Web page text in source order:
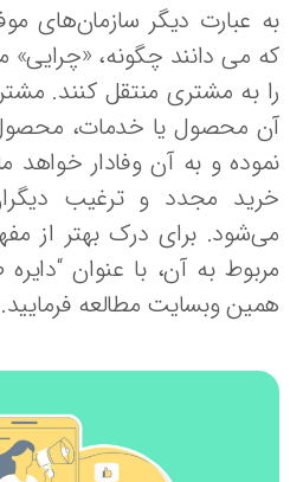
عبارت دیگر سازمان‌های
می دانند چگونه، «چرایی»
به مشتری منتقل کنند. مشتری
محصول یا خدمات، محصول
و به آن وفادار خواهد
مجدد و ترغیب دیگران
برای درک بهتر از مفهوم
به آن، با عنوان “دایره
وبسایت مطالعه فرمایید.